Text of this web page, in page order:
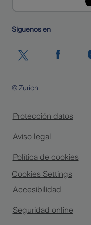
Siguenos en
Protección datos
Aviso legal
Política de cookies
Cookies Settings
Accesibilidad
Seguridad online
© Zurich